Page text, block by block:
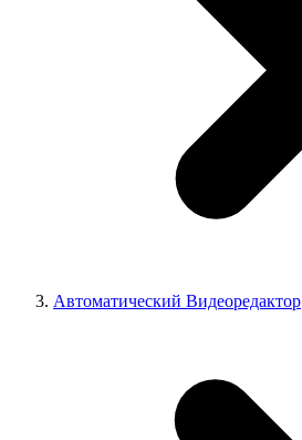
Автоматический Видеоредактор